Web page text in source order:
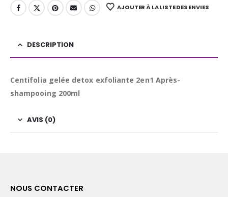
AJOUTER À LA LISTE DES ENVIES
DESCRIPTION
Centifolia gelée detox exfoliante 2en1 Après-
shampooing 200ml
AVIS (0)
NOUS CONTACTER